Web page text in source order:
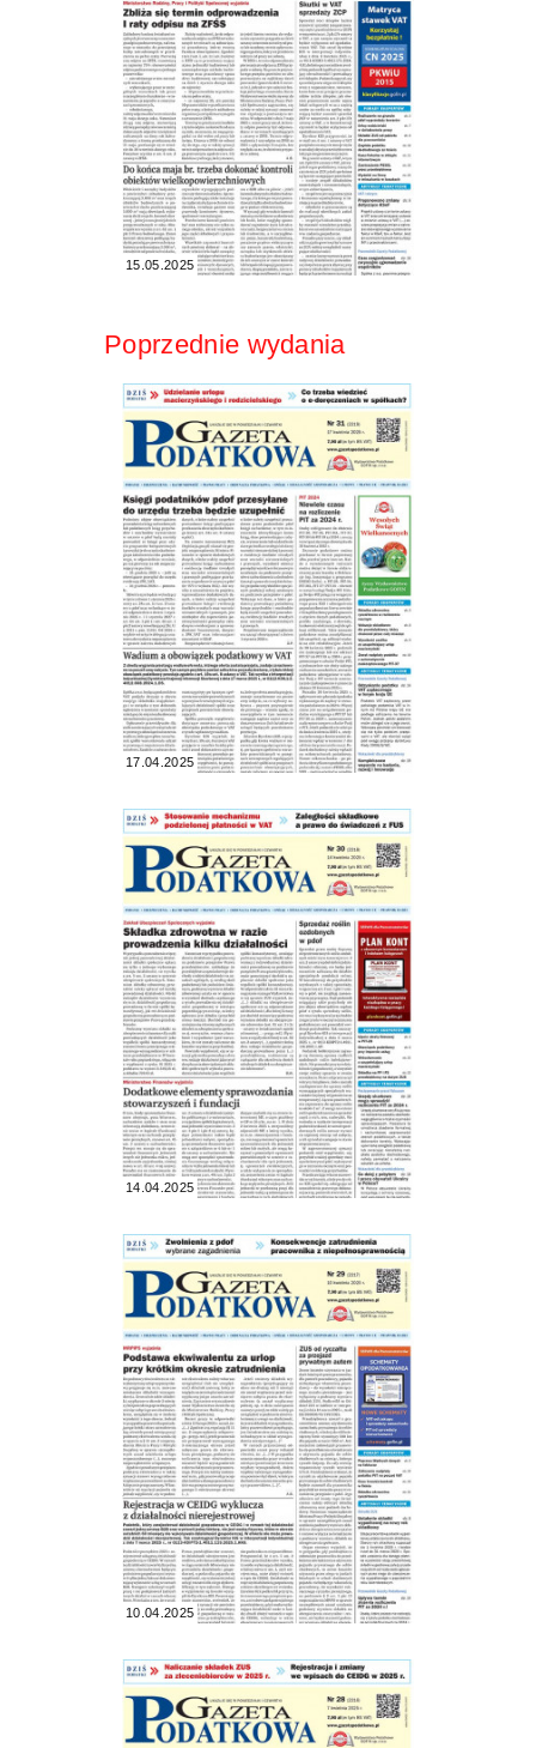
15.05.2025
Poprzednie wydania
17.04.2025
14.04.2025
10.04.2025